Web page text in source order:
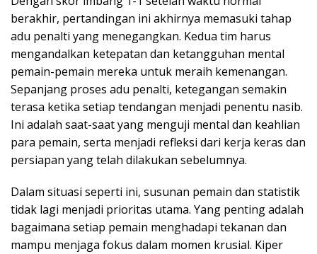
berakhir, pertandingan ini akhirnya memasuki tahap
adu penalti yang menegangkan. Kedua tim harus
mengandalkan ketepatan dan ketangguhan mental
pemain-pemain mereka untuk meraih kemenangan.
Sepanjang proses adu penalti, ketegangan semakin
terasa ketika setiap tendangan menjadi penentu nasib.
Ini adalah saat-saat yang menguji mental dan keahlian
para pemain, serta menjadi refleksi dari kerja keras dan
persiapan yang telah dilakukan sebelumnya.
Dalam situasi seperti ini, susunan pemain dan statistik
tidak lagi menjadi prioritas utama. Yang penting adalah
bagaimana setiap pemain menghadapi tekanan dan
mampu menjaga fokus dalam momen krusial. Kiper